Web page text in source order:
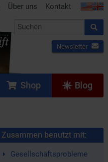
Über uns Kontakt
Newsletter
Shop Blog
Zusammen benutzt mit:
Gesellschaftsprobleme